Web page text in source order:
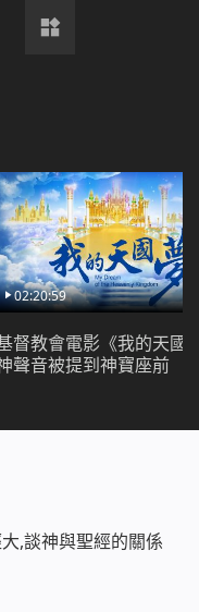
的末世作工結束了
世作工產生的，並
教會的神選民禱告
神所發表的一切真
，全能神教會的神
是神靈實化在肉身
外表來看，全能神
就是神靈的化身，
、說話都是神靈的
，全能神就是道成
，正如全能神說：
因為審判是用真理
仍是以道成肉身的
就是說，末世基督
02:20:59
督教會電影《我的天國
聲音被提到神寶座前
,談神與聖經的關係